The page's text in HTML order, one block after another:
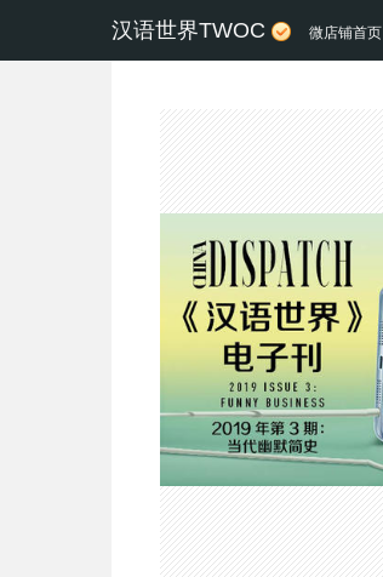
汉语世界TWOC 微店铺首页